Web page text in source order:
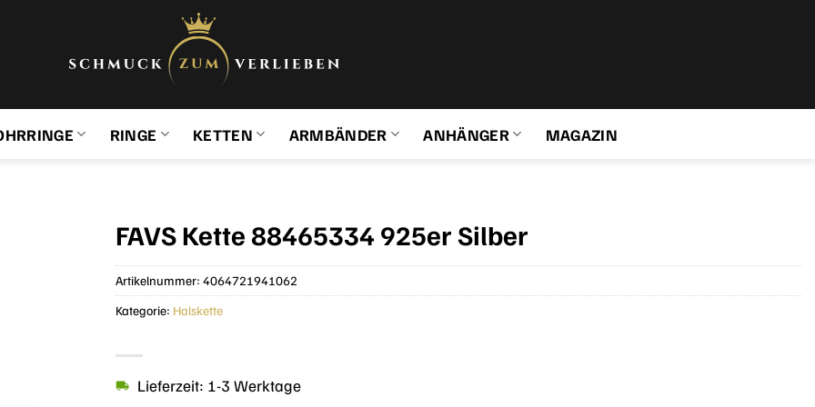
RINGE KETTEN ARMBÄNDER ANHÄNGER MAGAZIN
FAVS Kette 88465334 925er Silber
Lieferzeit: 1-3 Werktage
Artikelnummer: 4064721941062
Kategorie: Halskette